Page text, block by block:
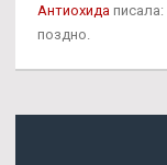
Антиохида
поздно.